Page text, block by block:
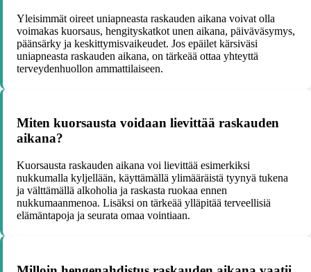
Yleisimmät oireet uniapneasta raskauden aikana voivat olla
voimakas kuorsaus, hengityskatkot unen aikana, päiväväsymys,
päänsärky ja keskittymisvaikeudet. Jos epäilet kärsiväsi
uniapneasta raskauden aikana, on tärkeää ottaa yhteyttä
terveydenhuollon ammattilaiseen.
Miten kuorsausta voidaan lievittää raskauden
aikana?
Kuorsausta raskauden aikana voi lievittää esimerkiksi
nukkumalla kyljellään, käyttämällä ylimääräistä tyynyä tukena
ja välttämällä alkoholia ja raskasta ruokaa ennen
nukkumaanmenoa. Lisäksi on tärkeää ylläpitää terveellisiä
elämäntapoja ja seurata omaa vointiaan.